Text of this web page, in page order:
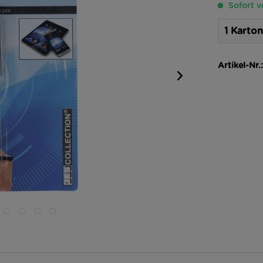
Sofort
Artikel-Nr.: